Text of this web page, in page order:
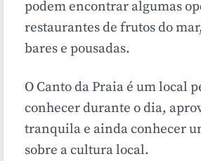
podem encontrar algumas
restaurantes de frutos do
bares e pousadas.
O Canto da Praia é um local
conhecer durante o dia,
tranquila e ainda conhecer
sobre a cultura local.